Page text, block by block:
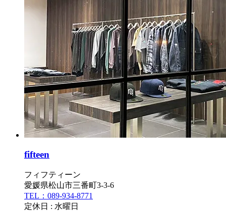
fifteen
フィフティーン
愛媛県松山市三番町3-3-6
TEL：089-934-8771
定休日 : 水曜日